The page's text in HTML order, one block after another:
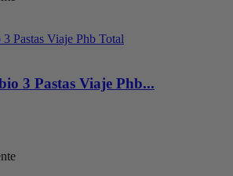
3 Pastas Viaje Phb...